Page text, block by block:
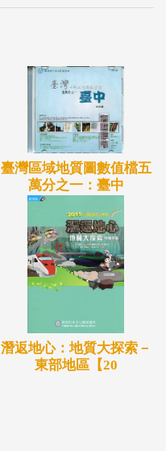
臺灣區域地質圖數值檔五
萬分之一：臺中
潛返地心：地質大探索－
東部地區【20